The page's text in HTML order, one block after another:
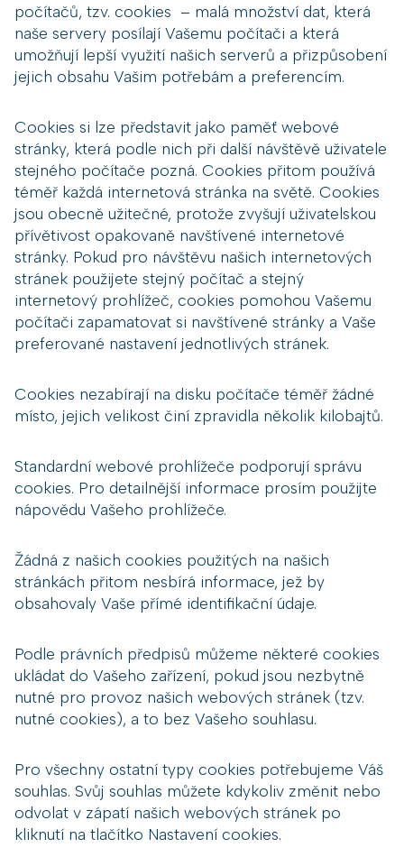
počítačů, tzv. cookies – malá množství dat, která
naše servery posílají Vašemu počítači a která
umožňují lepší využití našich serverů a přizpůsobení
jejich obsahu Vašim potřebám a preferencím.
Cookies si lze představit jako paměť webové
stránky, která podle nich při další návštěvě uživatele
stejného počítače pozná. Cookies přitom používá
téměř každá internetová stránka na světě. Cookies
jsou obecně užitečné, protože zvyšují uživatelskou
přívětivost opakovaně navštívené internetové
stránky. Pokud pro návštěvu našich internetových
stránek použijete stejný počítač a stejný
internetový prohlížeč, cookies pomohou Vašemu
počítači zapamatovat si navštívené stránky a Vaše
preferované nastavení jednotlivých stránek.
Cookies nezabírají na disku počítače téměř žádné
místo, jejich velikost činí zpravidla několik kilobajtů.
Standardní webové prohlížeče podporují správu
cookies. Pro detailnější informace prosím použijte
nápovědu Vašeho prohlížeče.
Žádná z našich cookies použitých na našich
stránkách přitom nesbírá informace, jež by
obsahovaly Vaše přímé identifikační údaje.
Podle právních předpisů můžeme některé cookies
ukládat do Vašeho zařízení, pokud jsou nezbytně
nutné pro provoz našich webových stránek (tzv.
nutné cookies), a to bez Vašeho souhlasu.
Pro všechny ostatní typy cookies potřebujeme Váš
souhlas. Svůj souhlas můžete kdykoliv změnit nebo
odvolat v zápatí našich webových stránek po
kliknutí na tlačítko Nastavení cookies.